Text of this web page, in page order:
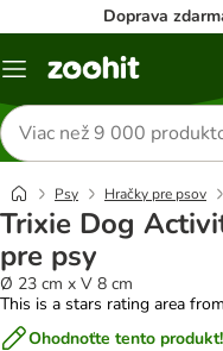
Doprava
Kategórie
Hľadať
produkty
Psy Hračky pre psov
Trixie Dog
pre psy
Ø 23 cm x V 8 cm
This is a stars rating area
Ohodnoťte tento produkt!